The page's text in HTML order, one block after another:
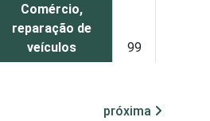
Comércio,
reparação de
veículos
automotores e
99
próxima